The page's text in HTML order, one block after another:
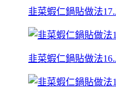
韭菜蝦仁鍋貼做法
韭菜蝦仁鍋貼做法